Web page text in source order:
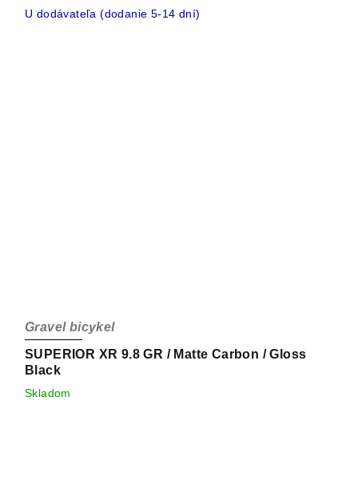
U dodávateľa (dodanie 5-14 dní)
SUPERIOR XR 9.8 GR / Matte Carbon / Gloss
Black
Gravel bicykel
Skladom